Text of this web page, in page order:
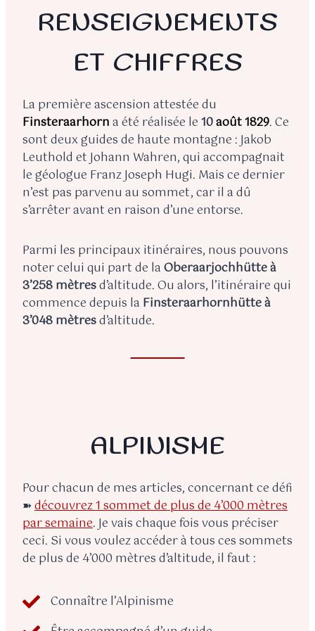
RENSEIGNEMENTS
ET CHIFFRES
La première ascension attestée du
Finsteraarhorna été réalisée le10août 1829. Ce
sont deux guides de haute montagne : Jakob
Leuthold et Johann Wahren, qui accompagnait
le géologue Franz Joseph Hugi. Mais ce dernier
n’est pas parvenu au sommet, car il a dû
s’arrêter avant en raison d’une entorse.
Parmi les principaux itinéraires, nous pouvons
noter celui qui part de laOberaarjochhütte à
3’258 mètresd’altitude. Ou alors, l’itinéraire qui
commence depuis la Finsteraarhornhütte à
3’048 mètresd’altitude.
ALPINISME
Pour chacun de mes articles, concernant ce défi
➽découvrez 1 sommet de plus de 4’000 mètres
par semaine. Je vais chaque fois vous préciser
ceci. Si vous voulez accéder à tous ces sommets
de plus de 4’000 mètres d’altitude, il faut :
Connaître l’Alpinisme